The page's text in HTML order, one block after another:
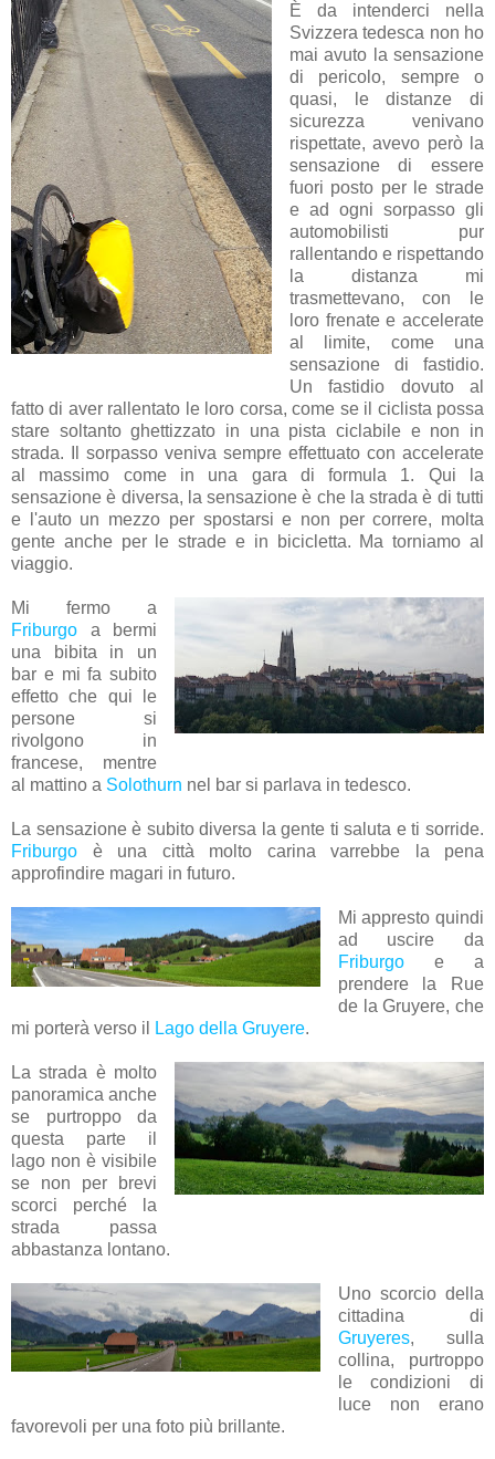
È da intenderci nella
Svizzera tedesca non ho
mai avuto la sensazione
di pericolo, sempre o
quasi, le distanze di
sicurezza venivano
rispettate, avevo però la
sensazione di essere
fuori posto per le strade
e ad ogni sorpasso gli
automobilisti pur
rallentando e rispettando
la distanza mi
trasmettevano, con le
loro frenate e accelerate
al limite, come una
sensazione di fastidio.
Un fastidio dovuto al
fatto di aver rallentato le loro corsa, come se il ciclista possa
stare soltanto ghettizzato in una pista ciclabile e non in
strada. Il sorpasso veniva sempre effettuato con accelerate
al massimo come in una gara di formula 1. Qui la
sensazione è diversa, la sensazione è che la strada è di tutti
e l'auto un mezzo per spostarsi e non per correre, molta
gente anche per le strade e in bicicletta. Ma torniamo al
viaggio.
Mi fermo a
Friburgo a bermi
una bibita in un
bar e mi fa subito
effetto che qui le
persone si
rivolgono in
francese, mentre
al mattino a Solothurn nel bar si parlava in tedesco.
La sensazione è subito diversa la gente ti saluta e ti sorride.
Friburgo è una città molto carina varrebbe la pena
approfindire magari in futuro.
Mi appresto quindi
ad uscire da
Friburgo e a
prendere la Rue
de la Gruyere, che
mi porterà verso il
Lago della Gruyere.
La strada è molto
panoramica anche
se purtroppo da
questa parte il
lago non è visibile
se non per brevi
scorci perché la
strada passa
abbastanza lontano.
Uno scorcio della
cittadina di
Gruyeres, sulla
collina, purtroppo
le condizioni di
luce non erano
favorevoli per una foto più brillante.